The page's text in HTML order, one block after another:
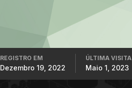
REGISTRO EM
Dezembro 19, 2022
ÚLTIMA VISITA
Maio 1, 2023